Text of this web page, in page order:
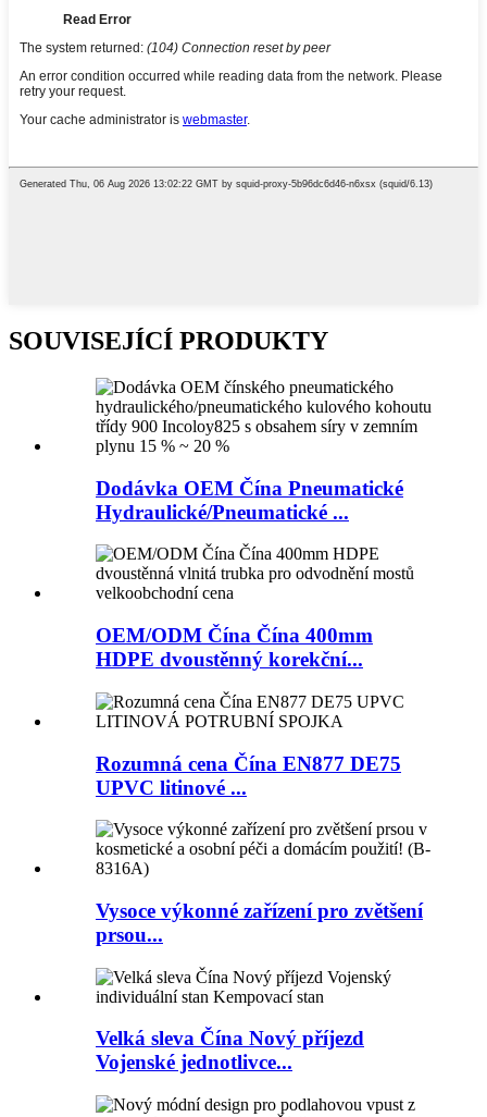
SOUVISEJÍCÍ PRODUKTY
Dodávka OEM Čína Pneumatické
Hydraulické/Pneumatické ...
OEM/ODM Čína Čína 400mm
HDPE dvoustěnný korekční...
Rozumná cena Čína EN877 DE75
UPVC litinové ...
Vysoce výkonné zařízení pro zvětšení
prsou...
Velká sleva Čína Nový příjezd
Vojenské jednotlivce...